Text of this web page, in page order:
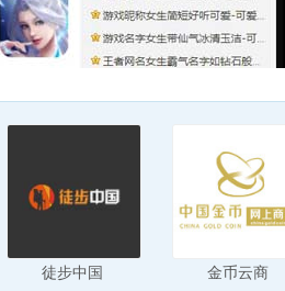
徒步中国 金币云商